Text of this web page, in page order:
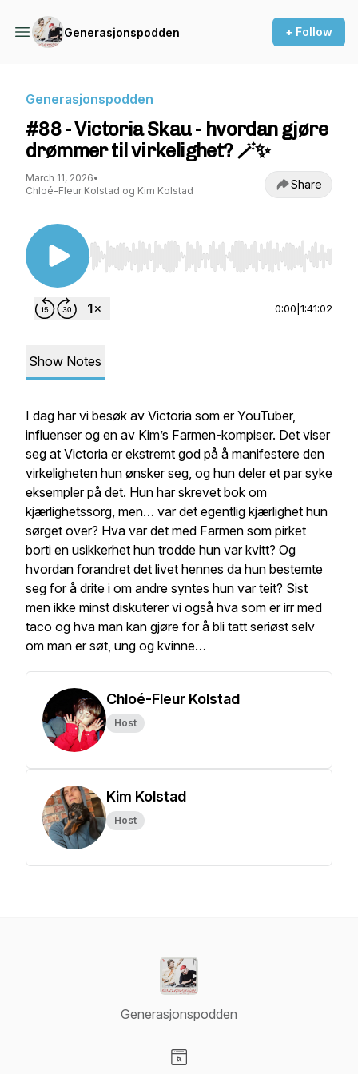
Generasjonspodden + Follow
Generasjonspodden
#88 - Victoria Skau - hvordan gjøre
drømmer til virkelighet? 🪄✨
March 11, 2026•
Chloé-Fleur Kolstad og Kim Kolstad
Share
Use Left/Right to seek, Home/End to jump to
0:00 1:41:02
Show Notes
I dag har vi besøk av Victoria som er YouTuber,
influenser og en av Kim’s Farmen-kompiser. Det viser
seg at Victoria er ekstremt god på å manifestere den
virkeligheten hun ønsker seg, og hun deler et par syke
eksempler på det. Hun har skrevet bok om
kjærlighetssorg, men… var det egentlig kjærlighet hun
sørget over? Hva var det med Farmen som pirket
borti en usikkerhet hun trodde hun var kvitt? Og
hvordan forandret det livet hennes da hun bestemte
seg for å drite i om andre syntes hun var teit? Sist
men ikke minst diskuterer vi også hva som er irr med
taco og hva man kan gjøre for å bli tatt seriøst selv
om man er søt, ung og kvinne…
Chloé-Fleur Kolstad
Host
Kim Kolstad
Host
Generasjonspodden